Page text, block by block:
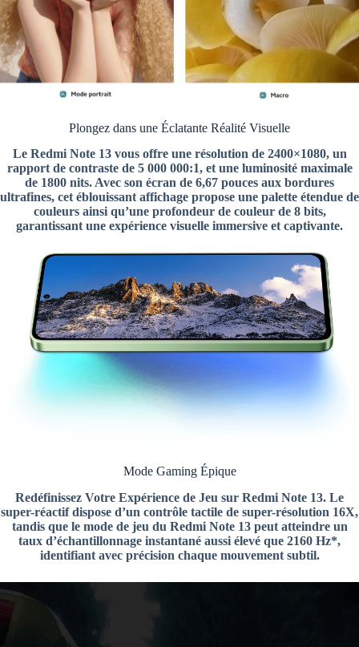
Plongez dans une Éclatante Réalité Visuelle
Le Redmi Note 13 vous offre une résolution de 2400×1080, un
rapport de contraste de 5 000 000:1, et une luminosité maximale
de 1800 nits. Avec son écran de 6,67 pouces aux bordures
ultrafines, cet éblouissant affichage propose une palette étendue de
couleurs ainsi qu’une profondeur de couleur de 8 bits,
garantissant une expérience visuelle immersive et captivante.
Mode Gaming Épique
Redéfinissez Votre Expérience de Jeu sur Redmi Note 13. Le
super-réactif dispose d’un contrôle tactile de super-résolution 16X,
tandis que le mode de jeu du Redmi Note 13 peut atteindre un
taux d’échantillonnage instantané aussi élevé que 2160 Hz*,
identifiant avec précision chaque mouvement subtil.